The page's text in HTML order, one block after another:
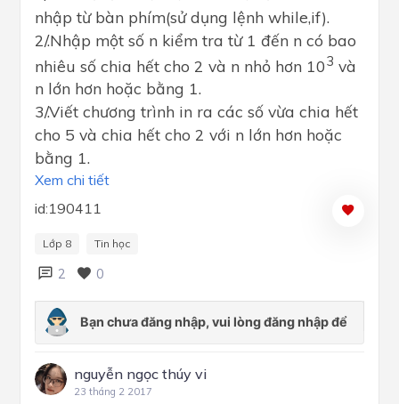
nhập từ bàn phím(sử dụng lệnh while,if).
2/.Nhập một số n kiểm tra từ 1 đến n có bao
nhiêu số chia hết cho 2 và n nhỏ hơn 103 và
n lớn hơn hoặc bằng 1.
3/.Viết chương trình in ra các số vừa chia hết
cho 5 và chia hết cho 2 với n lớn hơn hoặc
bằng 1.
Xem chi tiết
id:190411
Lớp 8 Tin học
2 0
nguyễn ngọc thúy vi
23 tháng 2 2017